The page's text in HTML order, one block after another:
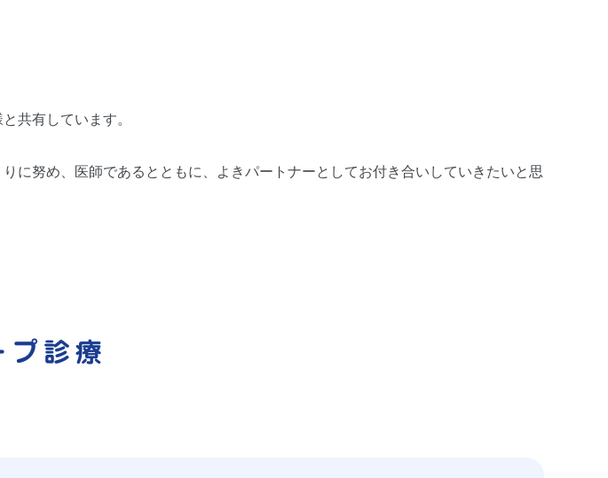
共有しています。
に努め、医師であるとともに、よきパートナーとしてお付き合いしていきたいと思
プ診療